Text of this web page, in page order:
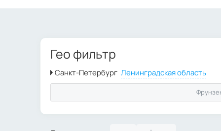
Гео фильтр